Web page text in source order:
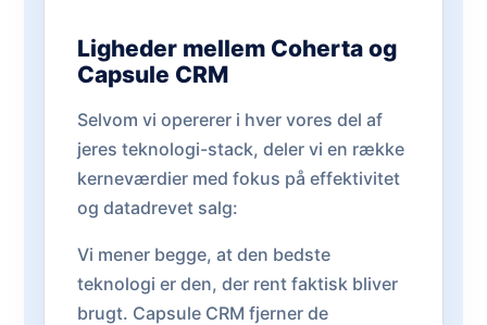
Ligheder mellem Coherta og
Capsule CRM
Selvom vi opererer i hver vores del af
jeres teknologi-stack, deler vi en række
kerneværdier med fokus på effektivitet
og datadrevet salg:
Vi mener begge, at den bedste
teknologi er den, der rent faktisk bliver
brugt. Capsule CRM fjerner de